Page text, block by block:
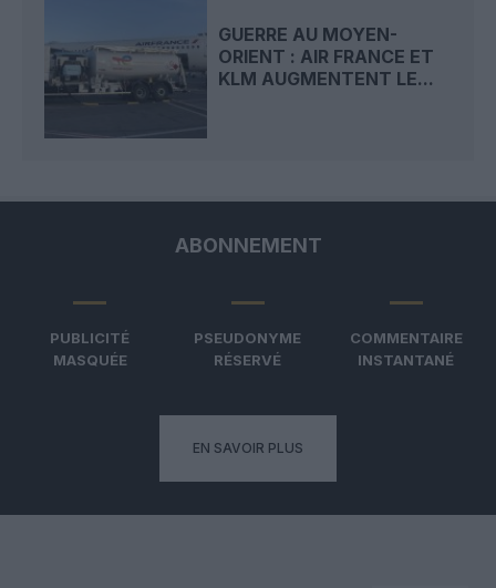
GUERRE AU MOYEN-
ORIENT : AIR FRANCE ET
KLM AUGMENTENT LE...
ABONNEMENT
PUBLICITÉ
MASQUÉE
PSEUDONYME
RÉSERVÉ
COMMENTAIRE
INSTANTANÉ
EN SAVOIR PLUS